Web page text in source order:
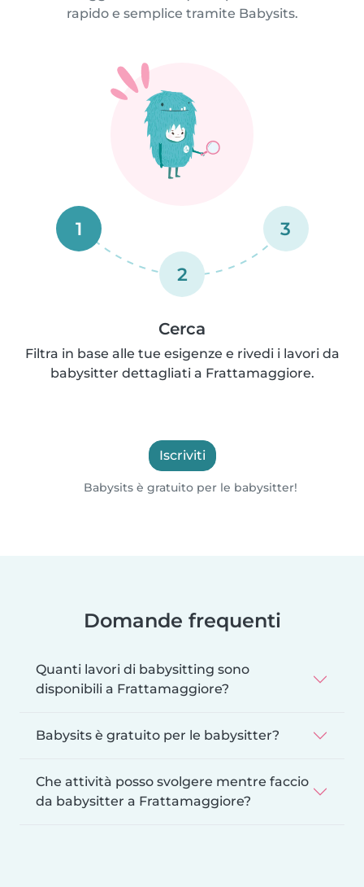
rapido e semplice tramite Babysits.
1
2
3
Cerca
Filtra in base alle tue esigenze e rivedi i lavori da
babysitter dettagliati a Frattamaggiore.
Iscriviti
Babysits è gratuito per le babysitter!
Domande frequenti
Quanti lavori di babysitting sono
disponibili a Frattamaggiore?
Babysits è gratuito per le babysitter?
Che attività posso svolgere mentre faccio
da babysitter a Frattamaggiore?